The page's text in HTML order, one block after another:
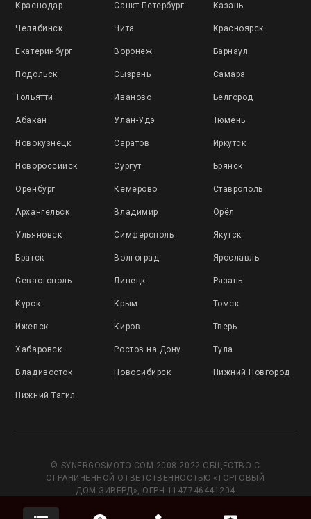
Краснодар Санкт-Петербург Казань
Челябинск Чита Красноярск
Екатеринбург Воронеж Барнаул
Подольск Сызрань Самара
Тольятти Иваново Белгород
Абакан Улан-Удэ Тюмень
Новокузнецк Саратов Иркутск
Новороссийск Сургут Брянск
Оренбург Кемерово Ставрополь
Архангельск Владимир Орёл
Ульяновск Симферополь Якутск
Братск Волгоград Ярославль
Севастополь Липецк Рязань
Курск Крым Томск
Ижевск Киров Тверь
Хабаровск Ростов на Дону Тула
Владивосток Новосибирск Нижний Новгород
Нижний Тагил
© SYNERGOSMOTO.COM 2008-2022 ОБЩЕСТВО С
ОГРАНИЧЕННОЙ ОТВЕТСТВЕННОСТЬЮ «ТОРГОВЫЙ
ДОМ ЗИВЕРД», ОГРН 1147746441204
характер и не является публичной офертой